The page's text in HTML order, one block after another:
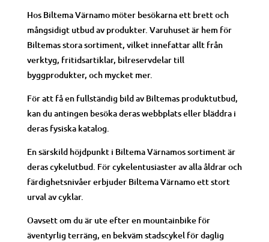
Hos Biltema Värnamo möter besökarna ett brett och
mångsidigt utbud av produkter. Varuhuset är hem för
Biltemas stora sortiment, vilket innefattar allt från
verktyg, fritidsartiklar, bilreservdelar till
byggprodukter, och mycket mer.
För att få en fullständig bild av Biltemas produktutbud,
kan du antingen besöka deras webbplats eller bläddra i
deras fysiska katalog.
En särskild höjdpunkt i Biltema Värnamos sortiment är
deras cykelutbud. För cykelentusiaster av alla åldrar och
färdighetsnivåer erbjuder Biltema Värnamo ett stort
urval av cyklar.
Oavsett om du är ute efter en mountainbike för
äventyrlig terräng, en bekväm stadscykel för daglig